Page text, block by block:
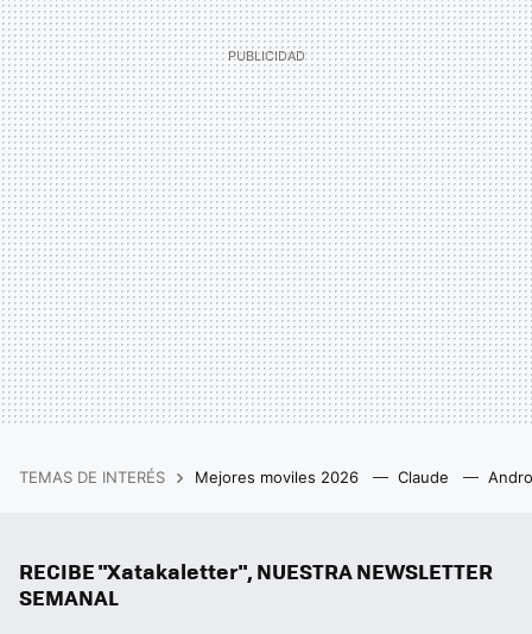
TEMAS DE INTERÉS Mejores moviles 2026 Claude
RECIBE "Xatakaletter", NUESTRA NEWSLETTER
SEMANAL